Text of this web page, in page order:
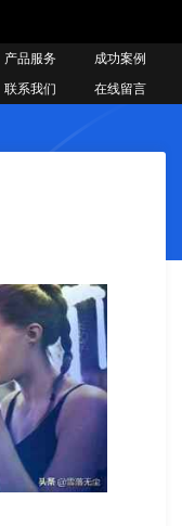
产品服务
成功案例
联系我们 在线留言